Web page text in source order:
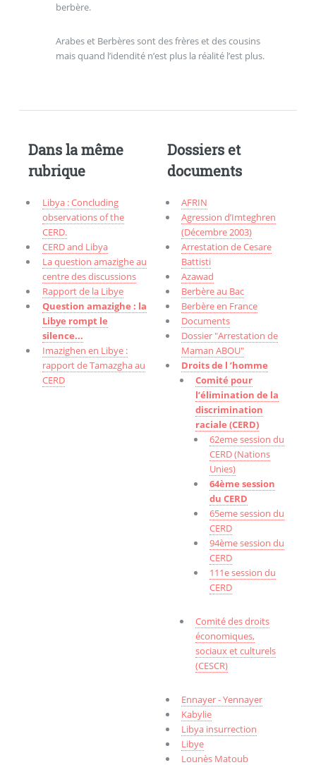
berbère.
Arabes et Berbères sont des frères et des cousins
mais quand l’idendité n’est plus la réalité l’est plus.
Dans la même
rubrique
Libya : Concluding
observations of the
CERD.
CERD and Libya
La question amazighe au
centre des discussions
Rapport de la Libye
Question amazighe : la
Libye rompt le
silence...
Imazighen en Libye :
rapport de Tamazgha au
CERD
Dossiers et
documents
AFRIN
Agression d’Imteghren
(Décembre 2003)
Arrestation de Cesare
Battisti
Azawad
Berbère au Bac
Berbère en France
Documents
Dossier "Arrestation de
Maman ABOU"
Droits de l ’homme
Comité pour
l’élimination de la
discrimination
raciale (CERD)
62eme session du
CERD (Nations
Unies)
64ème session
du CERD
65eme session du
CERD
94ème session du
CERD
111e session du
CERD
Comité des droits
économiques,
sociaux et culturels
(CESCR)
Ennayer - Yennayer
Kabylie
Libya insurrection
Libye
Lounès Matoub